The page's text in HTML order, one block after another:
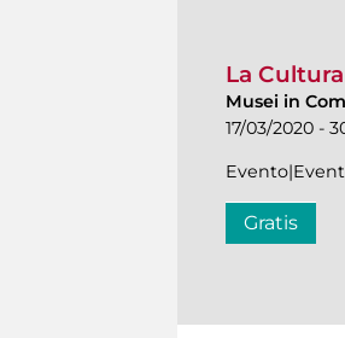
La
Musei in
17/03/2020 -
Gratis